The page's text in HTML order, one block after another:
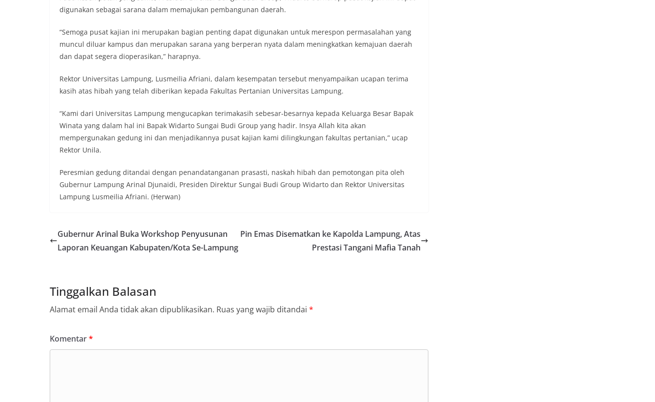
digunakan sebagai sarana dalam memajukan pembangunan daerah.
“Semoga pusat kajian ini merupakan bagian penting dapat digunakan untuk merespon permasalahan yang
muncul diluar kampus dan merupakan sarana yang berperan nyata dalam meningkatkan kemajuan daerah
dan dapat segera dioperasikan,” harapnya.
Rektor Universitas Lampung, Lusmeilia Afriani, dalam kesempatan tersebut menyampaikan ucapan terima
kasih atas hibah yang telah diberikan kepada Fakultas Pertanian Universitas Lampung.
“Kami dari Universitas Lampung mengucapkan terimakasih sebesar-besarnya kepada Keluarga Besar Bapak
Winata yang dalam hal ini Bapak Widarto Sungai Budi Group yang hadir. Insya Allah kita akan
mempergunakan gedung ini dan menjadikannya pusat kajian kami dilingkungan fakultas pertanian,” ucap
Rektor Unila.
Peresmian gedung ditandai dengan penandatanganan prasasti, naskah hibah dan pemotongan pita oleh
Gubernur Lampung Arinal Djunaidi, Presiden Direktur Sungai Budi Group Widarto dan Rektor Universitas
Lampung Lusmeilia Afriani. (Herwan)
Gubernur Arinal Buka Workshop Penyusunan
Laporan Keuangan Kabupaten/Kota Se-Lampung
Pin Emas Disematkan ke Kapolda Lampung, Atas
Prestasi Tangani Mafia Tanah
Tinggalkan Balasan
Alamat email Anda tidak akan dipublikasikan. Ruas yang wajib ditandai *
Komentar*